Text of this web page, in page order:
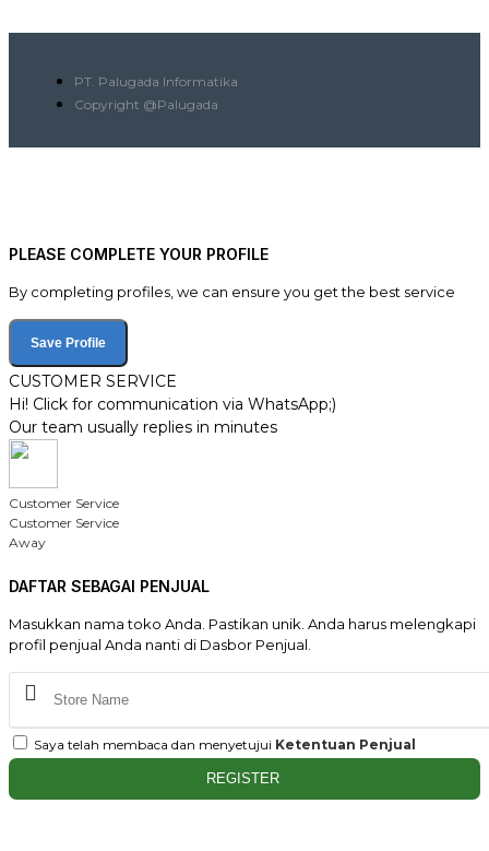
PT. Palugada Informatika
Copyright @Palugada
PLEASE COMPLETE YOUR PROFILE
By completing profiles, we can ensure you get the best service
Save Profile
CUSTOMER SERVICE
Hi! Click for communication via WhatsApp;)
Our team usually replies in minutes
Customer Service
Customer Service
Away
DAFTAR SEBAGAI PENJUAL
Masukkan nama toko Anda. Pastikan unik. Anda harus melengkapi
profil penjual Anda nanti di Dasbor Penjual.
Saya telah membaca dan menyetujui Ketentuan Penjual
REGISTER